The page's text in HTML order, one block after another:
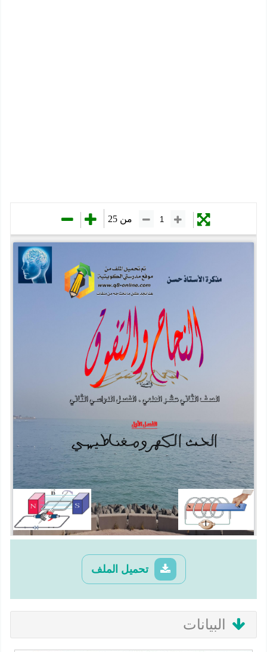
تحميل الملف
البيانات